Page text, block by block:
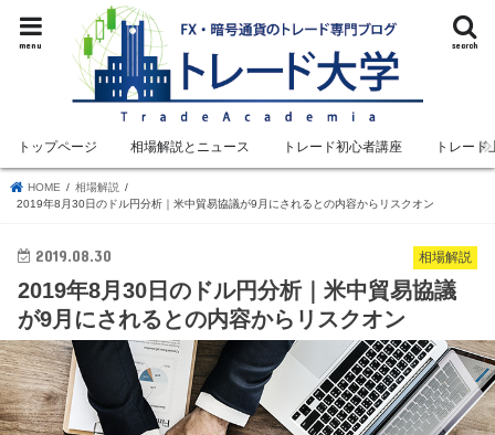
search
menu
トップページ 相場解説とニュース トレード初心者講座 トレード
HOME
相場解説
2019年8月30日のドル円分析｜米中貿易協議が9月にされるとの内容からリスクオン
相場解説
2019.08.30
2019年8月30日のドル円分析｜米中貿易協議
が9月にされるとの内容からリスクオン